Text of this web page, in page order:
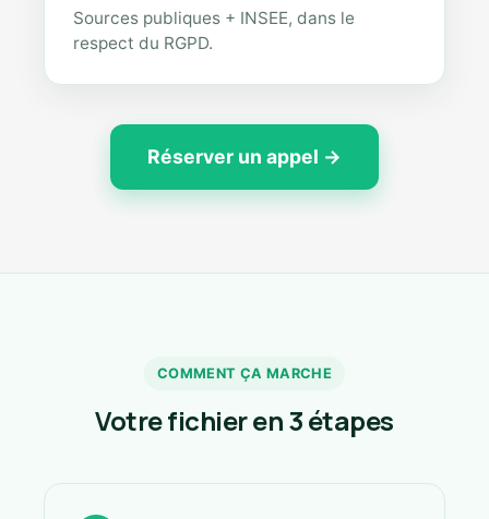
Sources publiques + INSEE, dans le
respect du RGPD.
Réserver un appel →
COMMENT ÇA MARCHE
Votre fichier en 3 étapes